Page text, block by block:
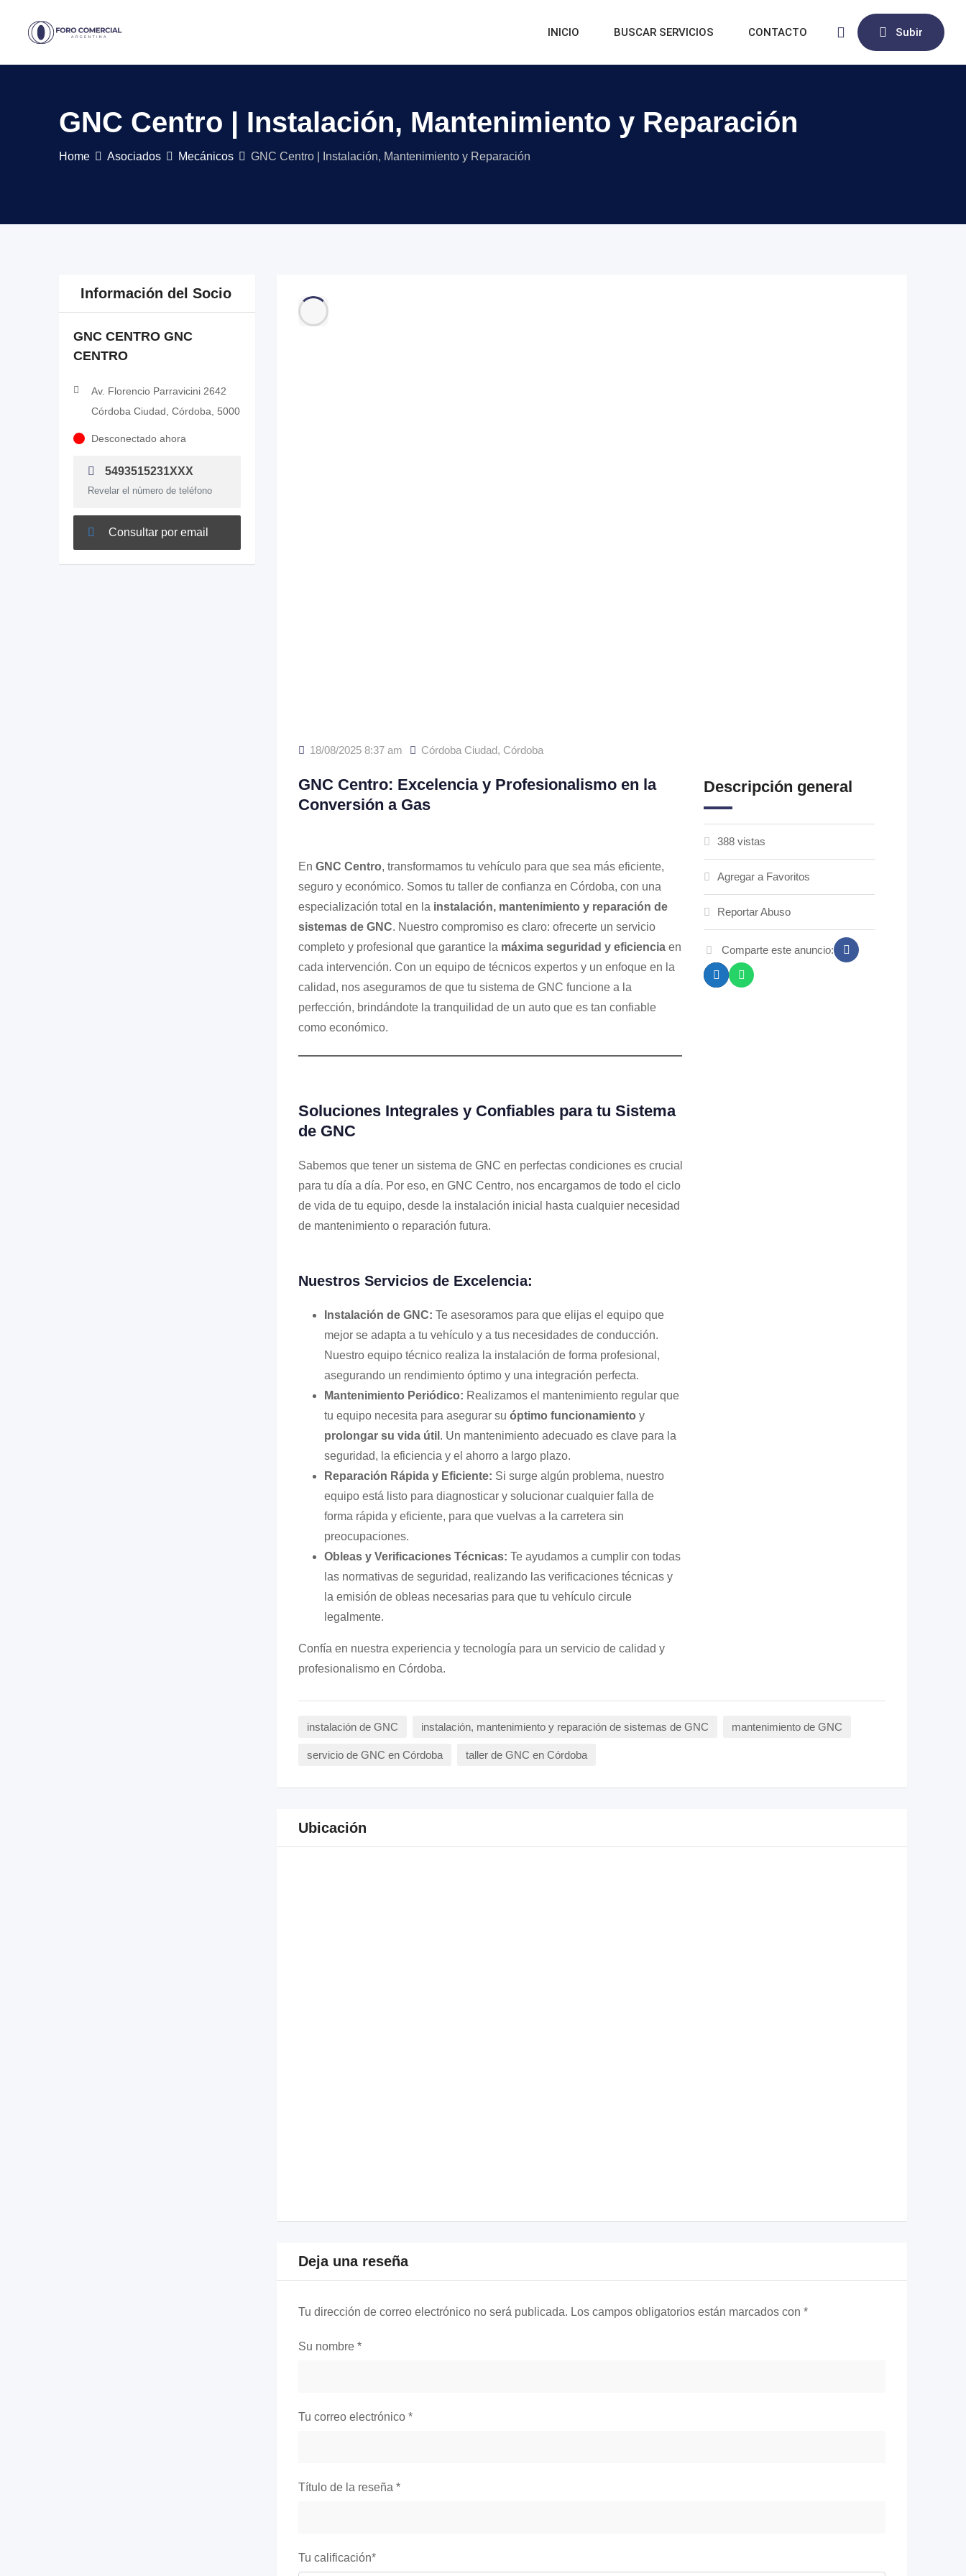
Subir
INICIO BUSCAR SERVICIOS CONTACTO
GNC Centro | Instalación, Mantenimiento y Reparación
Home Asociados Mecánicos GNC Centro | Instalación, Mantenimiento y Reparación
Información del Socio
GNC CENTRO GNC
CENTRO
Av. Florencio Parravicini 2642
Córdoba Ciudad, Córdoba, 5000
Desconectado ahora
5493515231XXX
Revelar el número de teléfono
Consultar por email
18/08/2025 8:37 am Córdoba Ciudad, Córdoba
GNC Centro: Excelencia y Profesionalismo en la
Conversión a Gas
En GNC Centro, transformamos tu vehículo para que sea más eficiente,
seguro y económico. Somos tu taller de confianza en Córdoba, con una
especialización total en la instalación, mantenimiento y reparación de
sistemas de GNC. Nuestro compromiso es claro: ofrecerte un servicio
completo y profesional que garantice la máxima seguridad y eficienciaen
cada intervención. Con un equipo de técnicos expertos y un enfoque en la
calidad, nos aseguramos de que tu sistema de GNC funcione a la
perfección, brindándote la tranquilidad de un auto que es tan confiable
como económico.
Soluciones Integrales y Confiables para tu Sistema
de GNC
Sabemos que tener un sistema de GNC en perfectas condiciones es crucial
para tu día a día. Por eso, en GNC Centro, nos encargamos de todo el ciclo
de vida de tu equipo, desde la instalación inicial hasta cualquier necesidad
de mantenimiento o reparación futura.
Nuestros Servicios de Excelencia:
Instalación de GNC: Te asesoramos para que elijas el equipo que
mejor se adapta a tu vehículo y a tus necesidades de conducción.
Nuestro equipo técnico realiza la instalación de forma profesional,
asegurando un rendimiento óptimo y una integración perfecta.
Mantenimiento Periódico: Realizamos el mantenimiento regular que
tu equipo necesita para asegurar su óptimo funcionamiento y
prolongar su vida útil . Un mantenimiento adecuado es clave para la
seguridad, la eficiencia y el ahorro a largo plazo.
Reparación Rápida y Eficiente: Si surge algún problema, nuestro
equipo está listo para diagnosticar y solucionar cualquier falla de
forma rápida y eficiente, para que vuelvas a la carretera sin
preocupaciones.
Obleas y Verificaciones Técnicas: Te ayudamos a cumplir con todas
las normativas de seguridad, realizando las verificaciones técnicas y
la emisión de obleas necesarias para que tu vehículo circule
legalmente.
Confía en nuestra experiencia y tecnología para un servicio de calidad y
profesionalismo en Córdoba.
Descripción general
388 vistas
Agregar a Favoritos
Reportar Abuso
Comparte este anuncio:
instalación de GNC instalación, mantenimiento y reparación de sistemas de GNC mantenimiento de GNC
servicio de GNC en Córdoba taller de GNC en Córdoba
Ubicación
Deja una reseña
Tu dirección de correo electrónico no será publicada. Los campos obligatorios están marcados con *
Su nombre *
Tu correo electrónico *
Título de la reseña *
Tu calificación*